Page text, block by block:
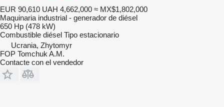
EUR 90,610 UAH 4,662,000 ≈ MX$1,802,000
Maquinaria industrial - generador de diésel
650 Hp (478 kW)
Combustible diésel Tipo estacionario
Ucrania, Zhytomyr
FOP Tomchuk A.M.
Contacte con el vendedor